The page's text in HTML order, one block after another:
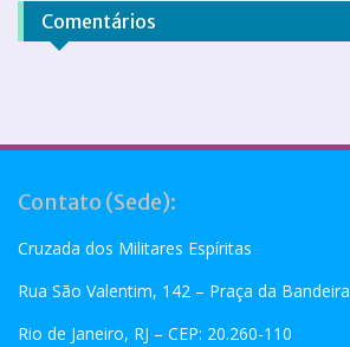
Comentários
Contato (Sede):
Cruzada dos Militares Espíritas
Rua São Valentim, 142 – Praça da Bandeira
Rio de Janeiro, RJ – CEP: 20.260-110